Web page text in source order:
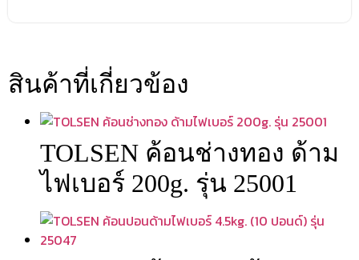
สินค้าที่เกี่ยวข้อง
TOLSEN ค้อนช่างทอง ด้าม
ไฟเบอร์ 200g. รุ่น 25001